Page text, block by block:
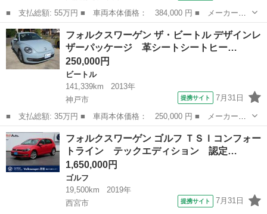
■ 支払総額: 55万円 ■ 車両本体価格： 384,000 円 ■ メーカー
名： フォルクスワーゲン ■ 車種名： ニュービートル ■ グレー
ド名： ＥＺ ■ 排気量： 1600cc ■ ドア枚数： クーペ ■ ミッ
ショ...
大阪 寝屋川市 ニュービートル
フォルクスワーゲン ザ・ビートル デザインレ
ザーパッケージ 革シートシートヒー…
250,000円
ビートル
141,339km
2013年
神戸市
提携サイト 7月31日
■ 支払総額: 35万円 ■ 車両本体価格： 250,000 円 ■ メーカー
名： フォルクスワーゲン ■ 車種名： ザ・ビートル ■ グレード
名： デザインレザーパッケージ 革シートシートヒーター ナビ
バックカメラ Ｅ...
兵庫 神戸市 ビートル
フォルクスワーゲン ゴルフ ＴＳＩコンフォー
トライン テックエディション 認定…
1,650,000円
ゴルフ
19,500km
2019年
西宮市
提携サイト 7月31日